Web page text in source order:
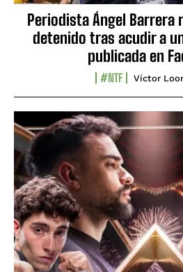
Periodista Ángel Barrera
detenido tras acudir a
publicada en
#NTF Víctor